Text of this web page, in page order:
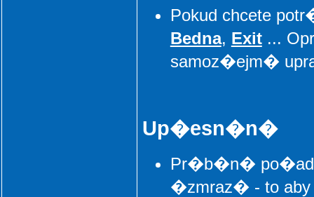
Pokud chcete
Bedna, Exit...
samoz�ejm�
Up�esn�n�
Pr�b�n�
�zmraz� - to